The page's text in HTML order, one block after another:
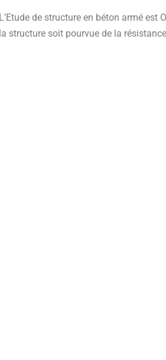
L’Etude de structure en béton armé
la structure soit pourvue de la